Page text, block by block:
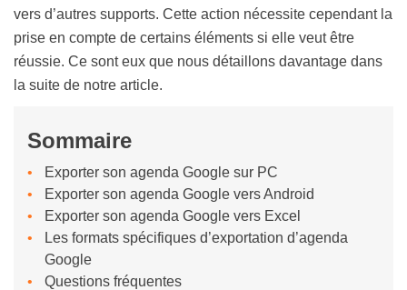
vers d’autres supports. Cette action nécessite cependant la
prise en compte de certains éléments si elle veut être
réussie. Ce sont eux que nous détaillons davantage dans
la suite de notre article.
Sommaire
Exporter son agenda Google sur PC
Exporter son agenda Google vers Android
Exporter son agenda Google vers Excel
Les formats spécifiques d’exportation d’agenda
Google
Questions fréquentes